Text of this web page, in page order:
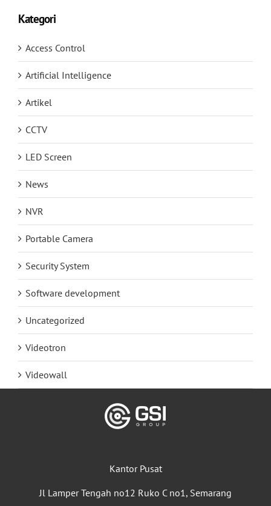
Kategori
Access Control
Artificial Intelligence
Artikel
CCTV
LED Screen
News
NVR
Portable Camera
Security System
Software development
Uncategorized
Videotron
Videowall
Kantor Pusat
Jl Lamper Tengah no12 Ruko C no1, Semarang